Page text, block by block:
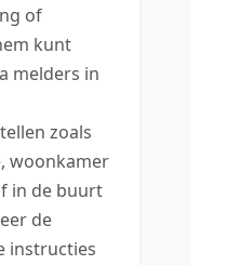
of
kunt
melders in
zoals
woonkamer
in de buurt
de
instructies